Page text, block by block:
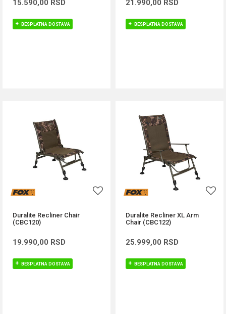
15.590,00 RSD
BESPLATNA DOSTAVA
21.990,00 RSD
BESPLATNA DOSTAVA
Duralite Recliner Chair
(CBC120)
19.990,00 RSD
BESPLATNA DOSTAVA
Duralite Recliner XL Arm
Chair (CBC122)
25.999,00 RSD
BESPLATNA DOSTAVA